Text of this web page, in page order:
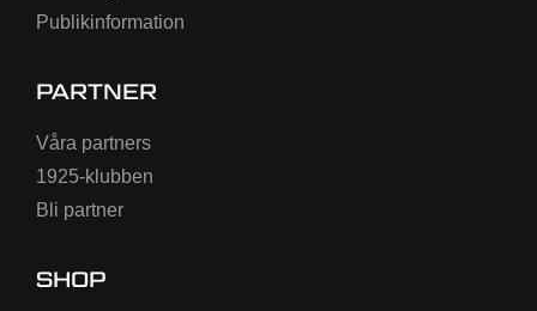
Publikinformation
PARTNER
Våra partners
1925-klubben
Bli partner
SHOP